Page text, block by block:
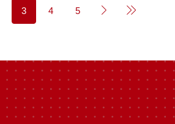
3 4 5